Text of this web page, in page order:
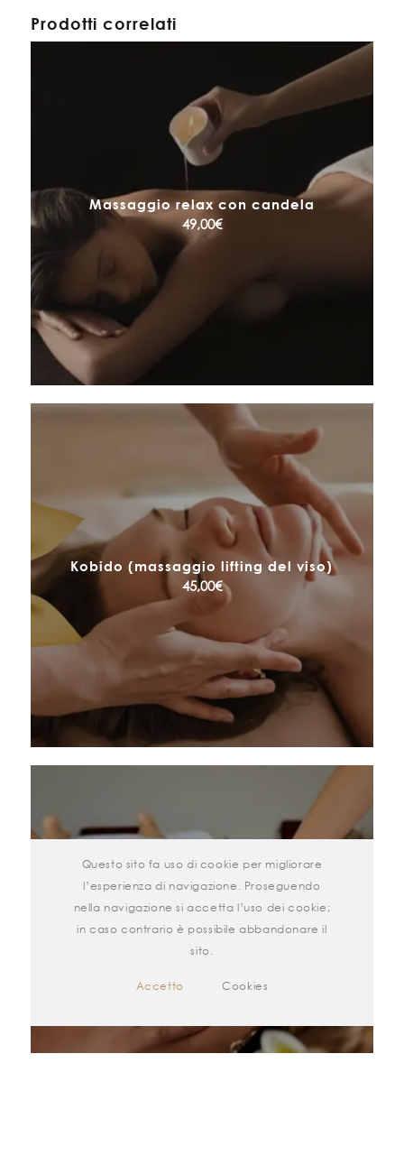
Prodotti correlati
Massaggio relax con candela
49,00€
Kobido (massaggio lifting del viso)
45,00€
Massaggio relax a quattro mani
75,00
Questo sito fa uso di cookie per migliorare
l’esperienza di navigazione. Proseguendo
nella navigazione si accetta l’uso dei cookie;
in caso contrario è possibile abbandonare il
sito.
Accetto Cookies